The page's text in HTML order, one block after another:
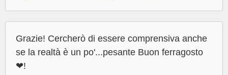
Grazie! Cercherò di essere comprensiva anche
se la realtà è un po'...pesante Buon ferragosto
❤!